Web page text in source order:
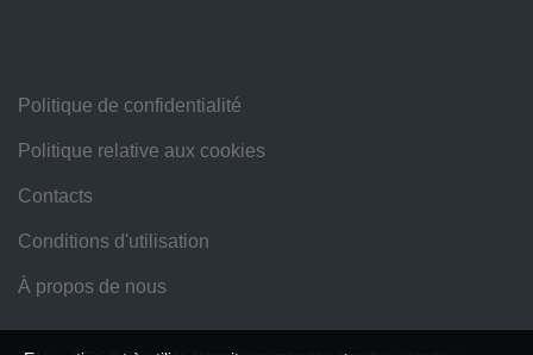
Politique de confidentialité
Politique relative aux cookies
Contacts
Conditions d'utilisation
À propos de nous